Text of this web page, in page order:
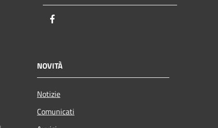
NOVITÀ
Notizie
Comunicati